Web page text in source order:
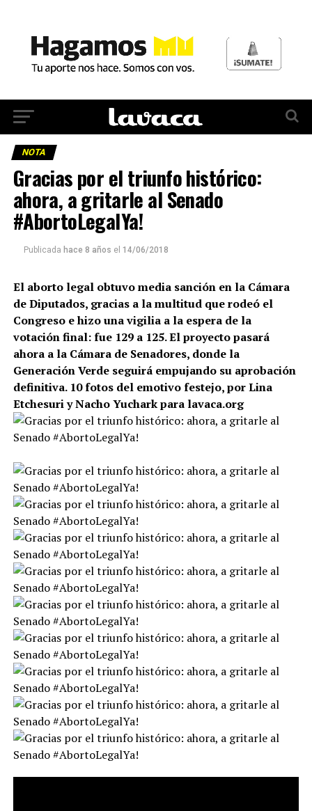
NOTA
Gracias por el triunfo histórico:
ahora, a gritarle al Senado
#AbortoLegalYa!
Publicada hace 8 años el 14/06/2018
El aborto legal obtuvo media sanción en la Cámara
de Diputados, gracias a la multitud que rodeó el
Congreso e hizo una vigilia a la espera de la
votación final: fue 129 a 125. El proyecto pasará
ahora a la Cámara de Senadores, donde la
Generación Verde seguirá empujando su aprobación
definitiva. 10 fotos del emotivo festejo, por Lina
Etchesuri y Nacho Yuchark para lavaca.org